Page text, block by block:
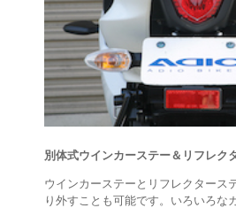
別体式ウインカーステー＆リフレク
ウインカーステーとリフレクタース
り外すことも可能です。いろいろな